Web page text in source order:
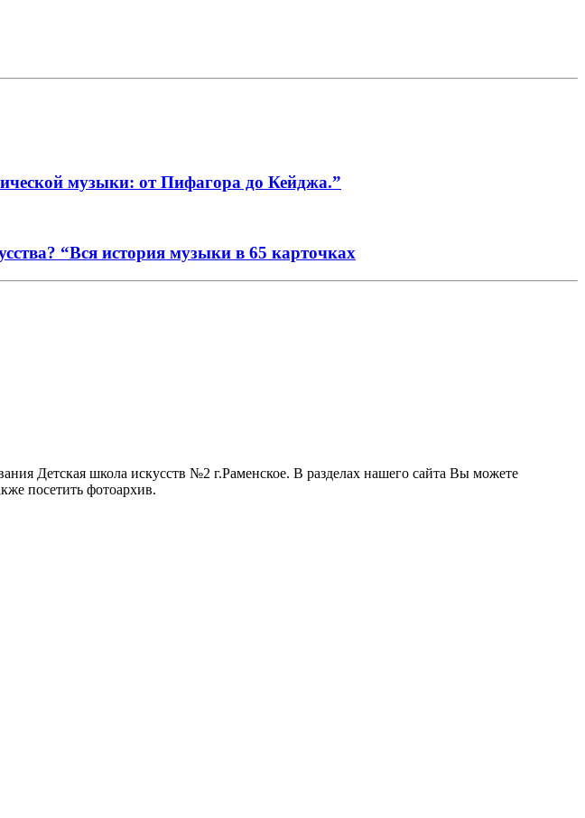
музыки: от Пифагора до Кейджа.”
“Вся история музыки в 65 карточках
Детская школа искусств №2 г.Раменское. В разделах нашего сайта Вы можете
посетить фотоархив.